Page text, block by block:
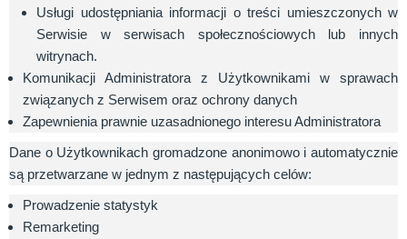
Usługi udostępniania informacji o treści umieszczonych w
Serwisie w serwisach społecznościowych lub innych
witrynach.
Komunikacji Administratora z Użytkownikami w sprawach
związanych z Serwisem oraz ochrony danych
Zapewnienia prawnie uzasadnionego interesu Administratora
Dane o Użytkownikach gromadzone anonimowo i automatycznie
są przetwarzane w jednym z następujących celów:
Prowadzenie statystyk
Remarketing